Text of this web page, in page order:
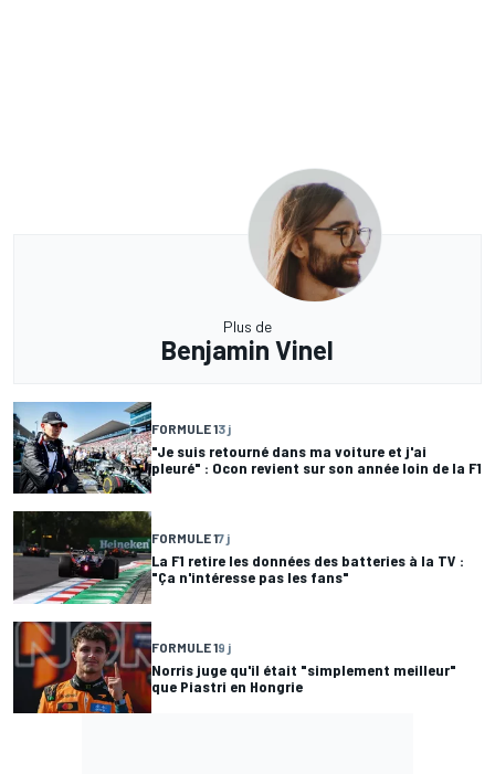
Plus de
Benjamin Vinel
FORMULE 13 j
"Je suis retourné dans ma voiture et j'ai
pleuré" : Ocon revient sur son année loin de la F1
FORMULE 17 j
La F1 retire les données des batteries à la TV :
"Ça n'intéresse pas les fans"
FORMULE 19 j
Norris juge qu'il était "simplement meilleur"
que Piastri en Hongrie